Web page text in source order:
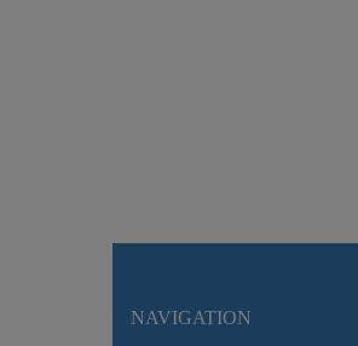
NAVIGATION